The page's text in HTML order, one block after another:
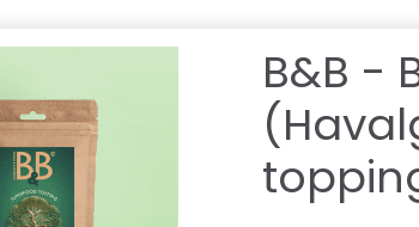
B&B -